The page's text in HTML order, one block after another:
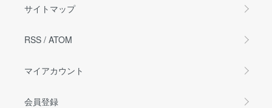
サイトマップ
RSS / ATOM
マイアカウント
会員登録